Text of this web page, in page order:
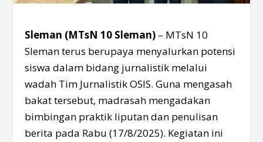
Sleman (MTsN 10 Sleman) – MTsN 10
Sleman terus berupaya menyalurkan potensi
siswa dalam bidang jurnalistik melalui
wadah Tim Jurnalistik OSIS. Guna mengasah
bakat tersebut, madrasah mengadakan
bimbingan praktik liputan dan penulisan
berita pada Rabu (17/8/2025). Kegiatan ini